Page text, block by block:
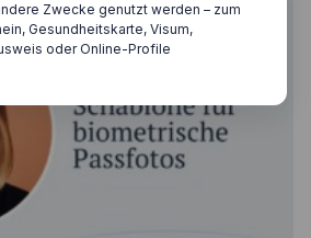
Zwecke genutzt werden – zum
Gesundheitskarte, Visum,
oder Online-Profile